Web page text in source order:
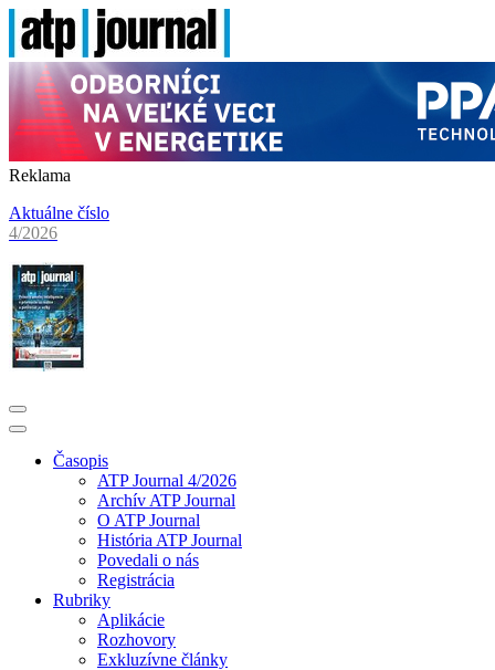
Reklama
Aktuálne číslo
4/2026
Časopis
ATP Journal 4/2026
Archív ATP Journal
O ATP Journal
História ATP Journal
Povedali o nás
Registrácia
Rubriky
Aplikácie
Rozhovory
Exkluzívne články